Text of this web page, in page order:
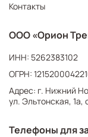
Контакты
ООО «Орион
ИНН: 5262383102
ОГРН:
Адрес: г. Нижний
ул. Эльтонская, 1а,
Телефоны для